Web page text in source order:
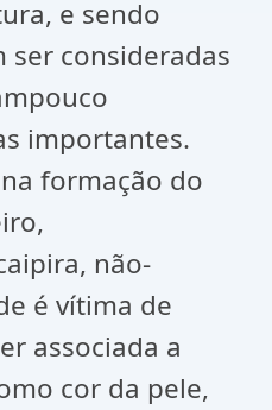
e sendo
ser consideradas
importantes.
formação do
não-
é vítima de
associada a
cor da pele,